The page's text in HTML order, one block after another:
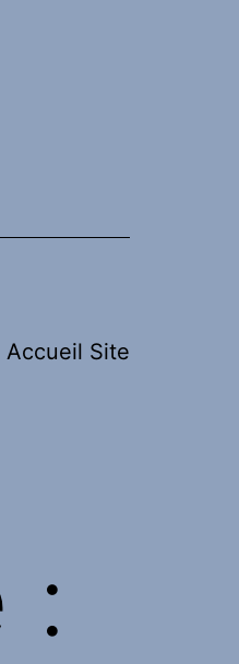
Accueil Site
: